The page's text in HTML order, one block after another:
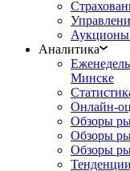
Аналитика
Минске
Онлайн-
Обзоры
Обзоры
Обзоры